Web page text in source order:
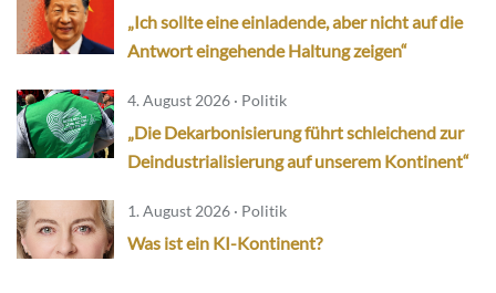
„Ich sollte eine einladende, aber nicht auf die
Antwort eingehende Haltung zeigen“
4. August 2026 · Politik
„Die Dekarbonisierung führt schleichend zur
Deindustrialisierung auf unserem Kontinent“
1. August 2026 · Politik
Was ist ein KI-Kontinent?